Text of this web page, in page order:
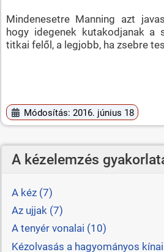
Mindenesetre Manning azt
hogy idegenek kutakodjanak a
titkai felől, a legjobb, ha zsebre
Módosítás: 2016. június 18
A kézelemzés
A kéz (7)
Az ujjak (7)
A tenyér vonalai (10)
Kézolvasás a hagyományos